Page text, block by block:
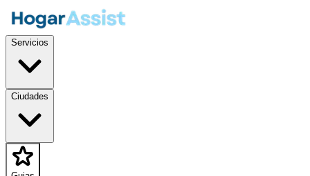
Servicios
Ciudades